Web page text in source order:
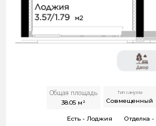
Общая площадь
38.05м²
Тип санузла
Совмещенный
Есть - Лоджия Отделка -